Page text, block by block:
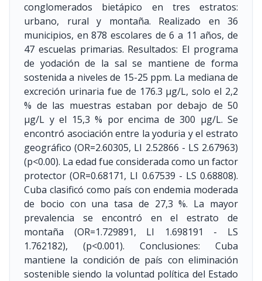
conglomerados bietápico en tres estratos:
urbano, rural y montaña. Realizado en 36
municipios, en 878 escolares de 6 a 11 años, de
47 escuelas primarias. Resultados: El programa
de yodación de la sal se mantiene de forma
sostenida a niveles de 15-25 ppm. La mediana de
excreción urinaria fue de 176.3 μg/L, solo el 2,2
% de las muestras estaban por debajo de 50
μg/L y el 15,3 % por encima de 300 μg/L. Se
encontró asociación entre la yoduria y el estrato
geográfico (OR=2.60305, LI 2.52866 - LS 2.67963)
(p<0.00). La edad fue considerada como un factor
protector (OR=0.68171, LI 0.67539 - LS 0.68808).
Cuba clasificó como país con endemia moderada
de bocio con una tasa de 27,3 %. La mayor
prevalencia se encontró en el estrato de
montaña (OR=1.729891, LI 1.698191 - LS
1.762182), (p<0.001). Conclusiones: Cuba
mantiene la condición de país con eliminación
sostenible siendo la voluntad política del Estado